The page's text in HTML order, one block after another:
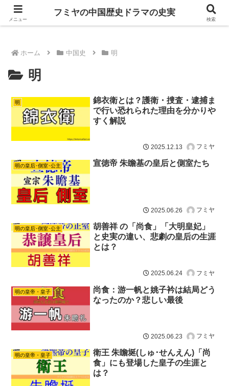
ドラマは歴史を知るともっと面白い！
ホーム 中国史 明
明
明
錦衣衛とは？護衛・捜査・逮捕ま
で行い恐れられた理由を分かりや
すく解説
2025.12.13 フミヤ
明の皇后･側室･公主 宣徳帝 朱瞻基の皇后と側室たち
2025.06.26 フミヤ
明の皇后･側室･公主
胡善祥 の「尚食」「大明皇妃」
と史実の違い、悲劇の皇后の生涯
とは？
2025.06.24 フミヤ
明の皇帝・皇子
尚食：游一帆と姚子衿は結局どう
なったのか？悲しい最後
2025.06.23 フミヤ
明の皇帝・皇子
衛王 朱瞻埏(しゅ･せんえん)「尚
食」にも登場した皇子の生涯と
は？
メニュー
フミヤの中国歴史ドラマの史実
検索